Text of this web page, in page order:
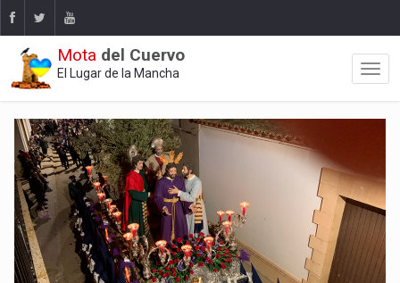
Mota del Cuervo
El Lugar de la Mancha